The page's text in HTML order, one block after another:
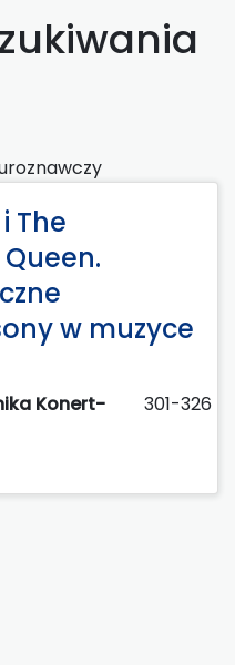
The
w muzyce
Konert-
301-326